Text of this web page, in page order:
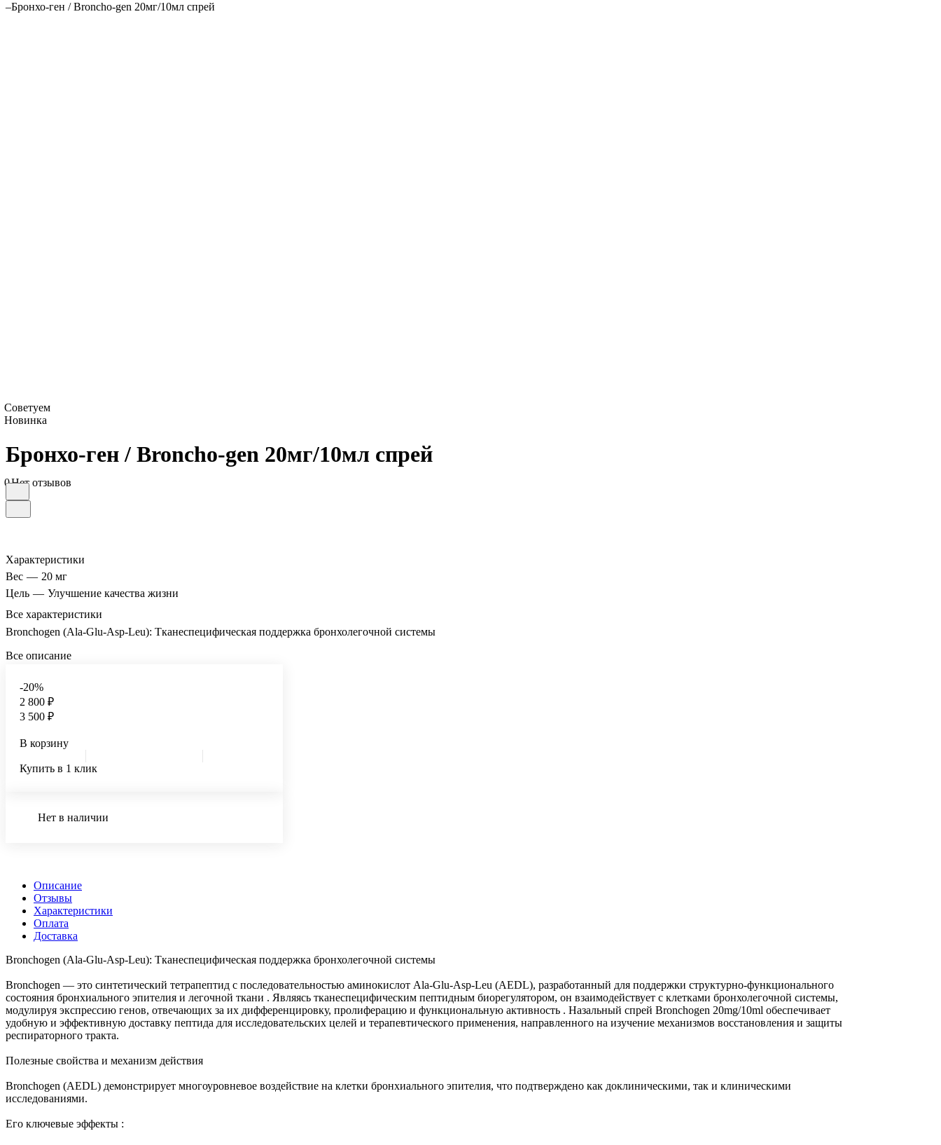
–Бронхо-ген / Broncho-gen 20мг/10мл спрей
Советуем
Новинка
Бронхо-ген / Broncho-gen 20мг/10мл спрей
0Нет отзывов
Характеристики
Вес — 20 мг
Цель — Улучшение качества жизни
Все характеристики
Bronchogen (Ala-Glu-Asp-Leu): Тканеспецифическая поддержка бронхолегочной системы
Все описание
-20%
2 800 ₽
3 500 ₽
В корзину
Купить в 1 клик
Нет в наличии
Описание
Отзывы
Характеристики
Оплата
Доставка
Bronchogen (Ala-Glu-Asp-Leu): Тканеспецифическая поддержка бронхолегочной системы
Bronchogen — это синтетический тетрапептид с последовательностью аминокислот Ala-Glu-Asp-Leu (AEDL), разработанный для поддержки структурно-функционального
состояния бронхиального эпителия и легочной ткани . Являясь тканеспецифическим пептидным биорегулятором, он взаимодействует с клетками бронхолегочной системы,
модулируя экспрессию генов, отвечающих за их дифференцировку, пролиферацию и функциональную активность . Назальный спрей Bronchogen 20mg/10ml обеспечивает
удобную и эффективную доставку пептида для исследовательских целей и терапевтического применения, направленного на изучение механизмов восстановления и защиты
респираторного тракта.
Полезные свойства и механизм действия
Bronchogen (AEDL) демонстрирует многоуровневое воздействие на клетки бронхиального эпителия, что подтверждено как доклиническими, так и клиническими
исследованиями.
Его ключевые эффекты :